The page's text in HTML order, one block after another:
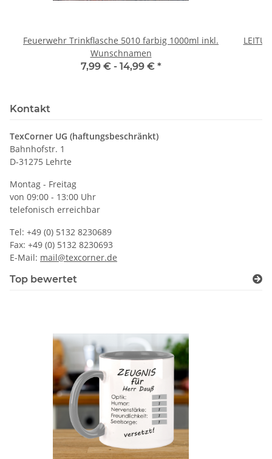
Feuerwehr Trinkflasche 5010 farbig 1000ml inkl.
Wunschnamen
7,99 € - 14,99 € *
Kontakt
TexCorner UG (haftungsbeschränkt)
Bahnhofstr. 1
D-31275 Lehrte
Montag - Freitag
von 09:00 - 13:00 Uhr
telefonisch erreichbar
Tel: +49 (0) 5132 8230689
Fax: +49 (0) 5132 8230693
E-Mail: mail@texcorner.de
Top bewertet